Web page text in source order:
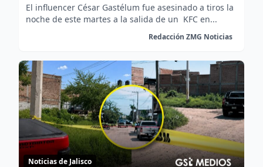
El influencer César Gastélum fue asesinado a tiros la
noche de este martes a la salida de un KFC en...
Redacción ZMG Noticias
Noticias de Jalisco